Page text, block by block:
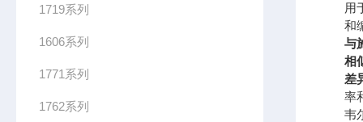
1719系列
1606系列
1771系列
1762系列
用
和
与
相
差
率
韦